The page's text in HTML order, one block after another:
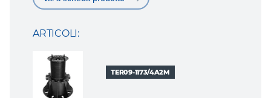
ARTICOLI:
TER09-1173/4A2M